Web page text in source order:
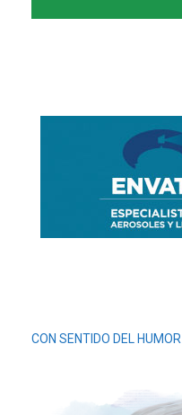
CON SENTIDO DEL HUMOR